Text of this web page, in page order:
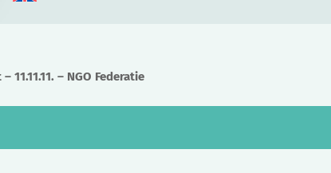
11.11.11. – NGO Federatie